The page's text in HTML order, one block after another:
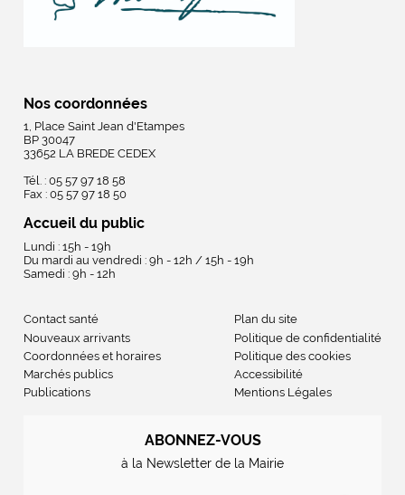
Nos coordonnées
1, Place Saint Jean d'Etampes
BP 30047
33652 LA BREDE CEDEX
Tél. : 05 57 97 18 58
Fax : 05 57 97 18 50
Accueil du public
Lundi : 15h - 19h
Du mardi au vendredi : 9h - 12h / 15h - 19h
Samedi : 9h - 12h
Contact santé
Nouveaux arrivants
Coordonnées et horaires
Marchés publics
Publications
Plan du site
Politique de confidentialité
Politique des cookies
Accessibilité
Mentions Légales
ABONNEZ-VOUS
à la Newsletter de la Mairie